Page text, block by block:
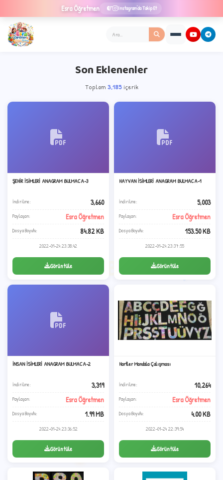
Esra Öğretmen Instagram'da Takip Et
Son Eklenenler
Toplam 3,185içerik
ŞEHİR İSİMLERİ ANAGRAM BULMACA-3
İndirilme: 3,660
Paylaşan: Esra Öğretmen
Dosya Boyutu: 84.82 KB
2022-01-24 23:38:42
Görüntüle
HAYVAN İSİMLERİ ANAGRAM BULMACA-1
İndirilme: 5,003
Paylaşan: Esra Öğretmen
Dosya Boyutu: 153.50 KB
2022-01-24 23:37:55
Görüntüle
İNSAN İSİMLERİ ANAGRAM BULMACA-2
İndirilme: 3,319
Paylaşan: Esra Öğretmen
Dosya Boyutu: 1.99 MB
2022-01-24 23:36:52
Görüntüle
Harfler Mandala Çalışması
İndirilme: 10,264
Paylaşan: Esra Öğretmen
Dosya Boyutu: 4.00 KB
2022-01-24 22:39:54
Görüntüle
A
1